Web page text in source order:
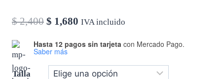
$2,400 El
original
era:
$ 1,680 El
es:
IVA incluido
Hasta 12 pagos sin tarjeta con Mercado Pago.
Saber más
Talla